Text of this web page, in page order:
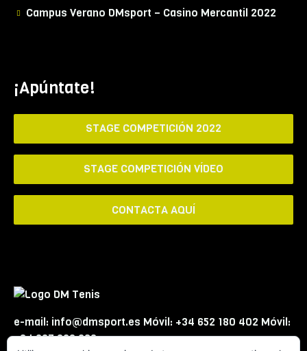
Campus Verano DMsport – Casino Mercantil 2022
¡Apúntate!
STAGE COMPETICIÓN 2022
STAGE COMPETICIÓN VÍDEO
CONTACTA AQUÍ
e-mail: info@dmsport.es Móvil: +34 652 180 402 Móvil:
+34 667 863 623